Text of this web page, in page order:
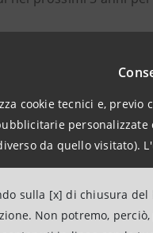
cookie tecnici e, previo
da quello visitato).
sulla [x] di chiusura del
Non potremo,
professionisti e degli
beneficidel
in particolare
e consente la